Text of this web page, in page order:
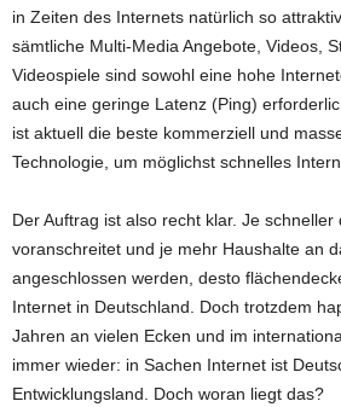
in Zeiten des Internets natürlich so
sämtliche Multi-Media Angebote, Videos,
Videospiele sind sowohl eine hohe
auch eine geringe Latenz (Ping)
ist aktuell die beste kommerziell und
Technologie, um möglichst schnelles
Der Auftrag ist also recht klar. Je
voranschreitet und je mehr Haushalte an
angeschlossen werden, desto
Internet in Deutschland. Doch trotzdem
Jahren an vielen Ecken und im
immer wieder: in Sachen Internet ist
Entwicklungsland. Doch woran liegt das?